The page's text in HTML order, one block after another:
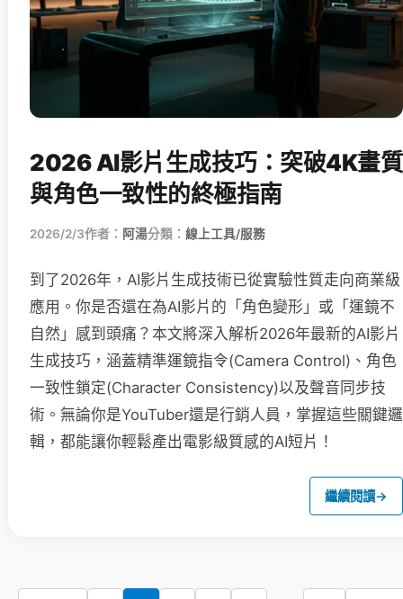
2026 AI影片生成技巧：突破4K畫質
與角色一致性的終極指南
2026/2/3作者： 阿湯分類： 線上工具/服務
到了2026年，AI影片生成技術已從實驗性質走向商業級
應用。你是否還在為AI影片的「角色變形」或「運鏡不
自然」感到頭痛？本文將深入解析2026年最新的AI影片
生成技巧，涵蓋精準運鏡指令(Camera Control)、角色
一致性鎖定(Character Consistency)以及聲音同步技
術。無論你是YouTuber還是行銷人員，掌握這些關鍵邏
輯，都能讓你輕鬆產出電影級質感的AI短片！
繼續閱讀→